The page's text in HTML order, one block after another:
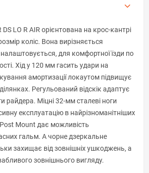
LO R AIR орієнтована на крос-кантрі
коліс. Вона вирізняється
для комфортної їзди по
Хід у 120 мм гасить удари на
амортизації локаутом підвищує
Регульований відскік адаптує
райдера. Міцні 32-мм сталеві ноги
експлуатацію в найрізноманітніших
Mount дає можливість
гальм. А чорне дзеркальне
захищає від зовнішніх ушкоджень, а
зовнішнього вигляду.